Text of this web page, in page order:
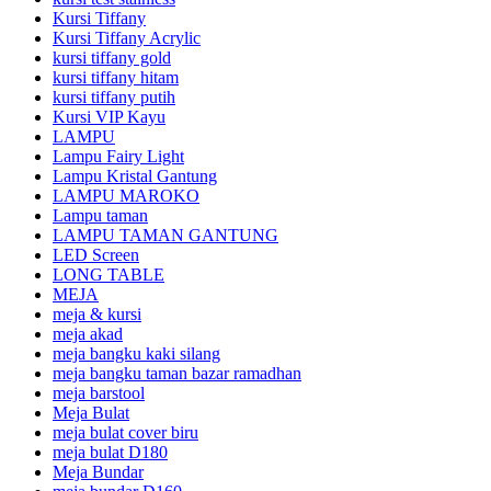
Kursi Tiffany
Kursi Tiffany Acrylic
kursi tiffany gold
kursi tiffany hitam
kursi tiffany putih
Kursi VIP Kayu
LAMPU
Lampu Fairy Light
Lampu Kristal Gantung
LAMPU MAROKO
Lampu taman
LAMPU TAMAN GANTUNG
LED Screen
LONG TABLE
MEJA
meja & kursi
meja akad
meja bangku kaki silang
meja bangku taman bazar ramadhan
meja barstool
Meja Bulat
meja bulat cover biru
meja bulat D180
Meja Bundar